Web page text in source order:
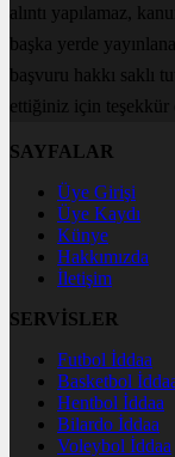
alıntı yapılamaz,
başka yerde
başvuru hakkı saklı
ettiğiniz için teşekkür
SAYFALAR
Üye Girişi
Üye Kaydı
Künye
Hakkımızda
İletişim
SERVİSLER
Futbol İddaa
Basketbol
Hentbol İddaa
Bilardo İddaa
Voleybol İddaa